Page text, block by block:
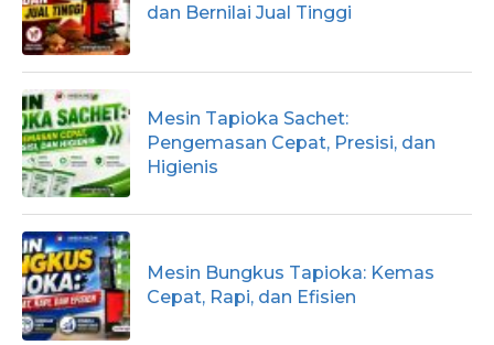
dan Bernilai Jual Tinggi
Mesin Tapioka Sachet:
Pengemasan Cepat, Presisi, dan
Higienis
Mesin Bungkus Tapioka: Kemas
Cepat, Rapi, dan Efisien